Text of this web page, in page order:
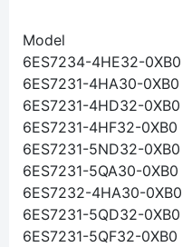
Model
6ES7234-4HE32-0XB0
6ES7231-4HA30-0XB0
6ES7231-4HD32-0XB0
6ES7231-4HF32-0XB0
6ES7231-5ND32-0XB0
6ES7231-5QA30-0XB0
6ES7232-4HA30-0XB0
6ES7231-5QD32-0XB0
6ES7231-5QF32-0XB0